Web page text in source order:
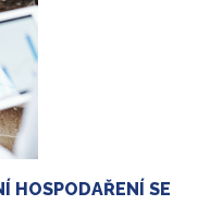
HOSPODAŘENÍ SE